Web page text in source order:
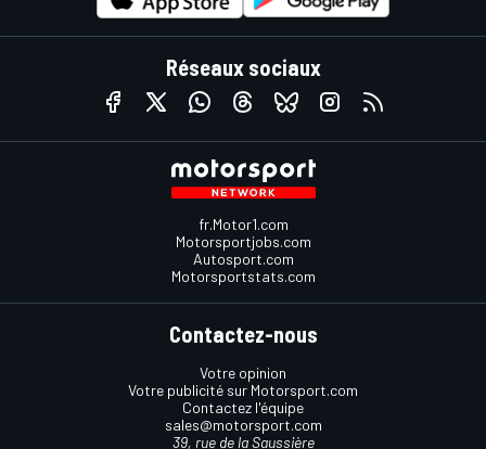
Réseaux sociaux
fr.Motor1.com
Motorsportjobs.com
Autosport.com
Motorsportstats.com
Contactez-nous
Votre opinion
Votre publicité sur Motorsport.com
Contactez l'équipe
sales@motorsport.com
39, rue de la Saussière